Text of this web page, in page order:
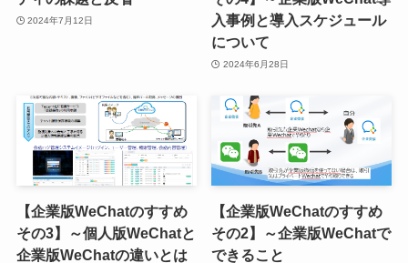
2024年7月12日
入事例と導入スケジュール
について
2024年6月28日
【企業版WeChatのすすめ
その3】～個人版WeChatと
企業版WeChatの違いとは
【企業版WeChatのすすめ
その2】～企業版WeChatで
できること